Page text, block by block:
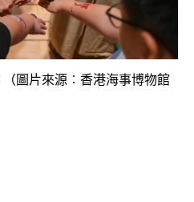
（圖片來源︰ 香港海事博物館